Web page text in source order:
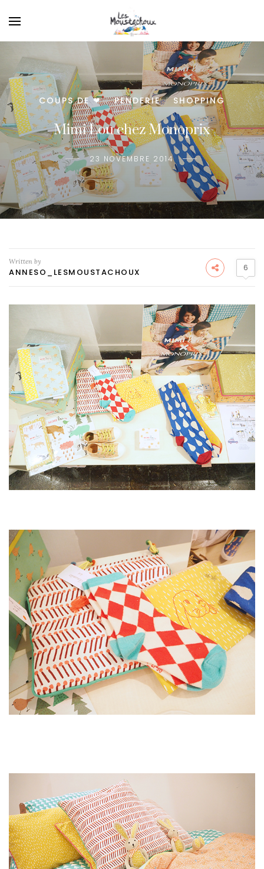
COUPS DE ❤ / PENDERIE / SHOPPING
Mimi Lou chez Monoprix
23 NOVEMBRE 2014
Written by
ANNESO_LESMOUSTACHOUX 6